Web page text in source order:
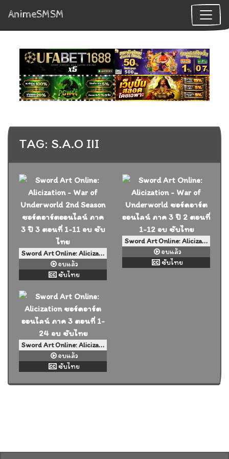
AnimeSMSM
TAG: S.A.O III
Sword Art Online: Alicization - War of Underworld 2nd Season ซอร์ดอาร์ตออนไลน์ ภาค 3 ปี 3 ตอนที่ 1-11 จบ ซับไทย
จบแล้ว
ซับไทย
Sword Art Online: Alicization - War of Underworld ซอร์ดอาร์ตออนไลน์ ภาค 3 ปี 2 ตอนที่ 1-12 จบ ซับไทย
จบแล้ว
ซับไทย
Sword Art Online: Alicization ซอร์ดอาร์ตออนไลน์ ภาค 3 ตอนที่ 1-24 จบ ซับไทย
จบแล้ว
ซับไทย